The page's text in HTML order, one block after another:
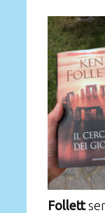
Follett